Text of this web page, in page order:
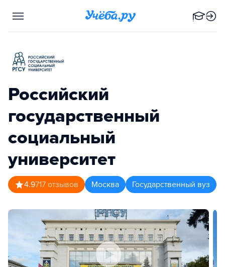
Российский
государственный
социальный
университет
4.9717 отзывов Москва Государственный вуз